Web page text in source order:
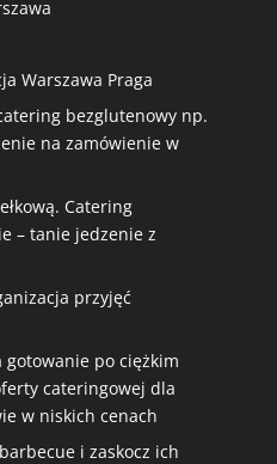
Warszawa Praga
bezglutenowy np.
na zamówienie w
Catering
– tanie jedzenie z
przyjęć
gotowanie po ciężkim
cateringowej dla
w niskich cenach
i zaskocz ich